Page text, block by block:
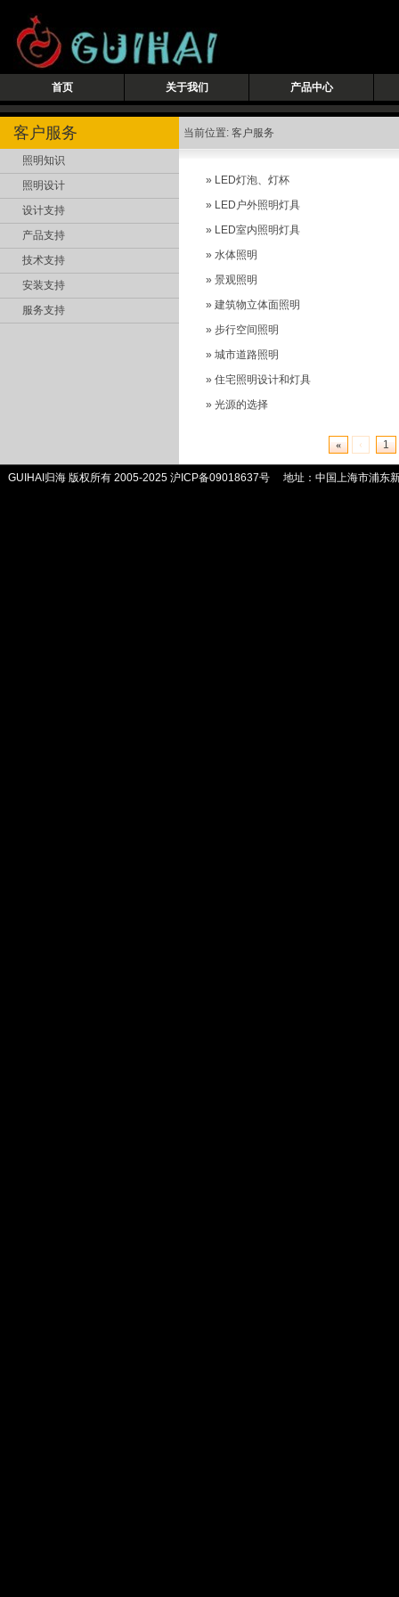
首页 关于我们 产品中心
当前位置: 客户服务
» LED灯泡、灯杯
» LED户外照明灯具
» LED室内照明灯具
» 水体照明
» 景观照明
» 建筑物立体面照明
» 步行空间照明
» 城市道路照明
» 住宅照明设计和灯具
» 光源的选择
« ‹ 1
客户服务
照明知识
照明设计
设计支持
产品支持
技术支持
安装支持
服务支持
GUIHAI归海 版权所有 2005-2025 沪ICP备09018637号 地址：中国上海市浦东